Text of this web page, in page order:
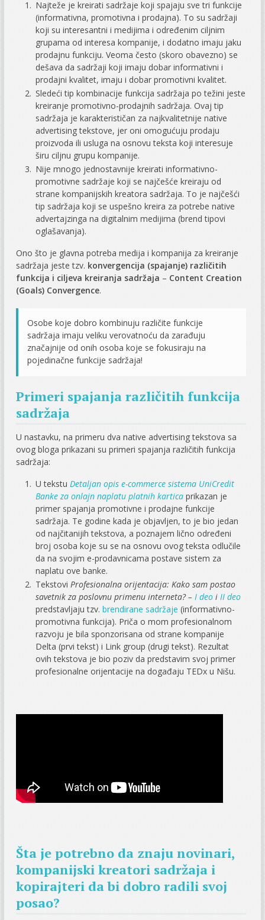
Najteže je kreirati sadržaje koji spajaju sve tri funkcije
(informativna, promotivna i prodajna). To su sadržaji
koji su interesantni i medijima i određenim ciljnim
grupama od interesa kompanije, i dodatno imaju jaku
prodajnu funkciju. Veoma često (skoro obavezno) se
dešava da sadržaji koji imaju dobar informativni i
prodajni kvalitet, imaju i dobar promotivni kvalitet.
Sledeći tip kombinacije funkcija sadržaja po težini jeste
kreiranje promotivno-prodajnih sadržaja. Ovaj tip
sadržaja je karakterističan za najkvalitetnije native
advertising tekstove, jer oni omogućuju prodaju
proizvoda ili usluga na osnovu teksta koji interesuje
širu ciljnu grupu kompanije.
Nije mnogo jednostavnije kreirati informativno-
promotivne sadržaje koji se najčešće kreiraju od
strane kompanijskih kreatora sadržaja. To je najčešći
tip sadržaja koji se uspešno kreira za potrebe native
advertajzinga na digitalnim medijima (brend tipovi
oglašavanja).
Ono što je glavna potreba medija i kompanija za kreiranje
sadržaja jeste tzv. konvergencija (spajanje) različitih
funkcija i ciljeva kreiranja sadržaja – Content Creation
(Goals) Convergence.
Osobe koje dobro kombinuju različite funkcije
sadržaja imaju veliku verovatnoću da zarađuju
značajnije od onih osoba koje se fokusiraju na
pojedinačne funkcije sadržaja!
Primeri spajanja različitih funkcija
sadržaja
U nastavku, na primeru dva native advertising tekstova sa
ovog bloga prikazani su primeri spajanja različitih funkcija
sadržaja:
U tekstu Detaljan opis e-commerce sistema UniCredit
Banke za onlajn naplatu platnih kartica prikazan je
primer spajanja promotivne i prodajne funkcije
sadržaja. Te godine kada je objavljen, to je bio jedan
od najčitanijih tekstova, a poznajem lično određeni
broj osoba koje su se na osnovu ovog teksta odlučile
da na svojim e-prodavnicama postave sistem za
naplatu ove banke.
Tekstovi Profesionalna orijentacija: Kako sam postao
savetnik za poslovnu primenu interneta? – I deo iII deo
predstavljaju tzv.brendirane sadržaje (informativno-
promotivna funkcija). Priča o mom profesionalnom
razvoju je bila sponzorisana od strane kompanije
Delta (prvi tekst) i Link group (drugi tekst). Rezultat
ovih tekstova je bio poziv da predstavim svoj primer
profesionalne orijentacije na događaju TEDx u Nišu.
Šta je potrebno da znaju novinari,
kompanijski kreatori sadržaja i
kopirajteri da bi dobro radili svoj
posao?